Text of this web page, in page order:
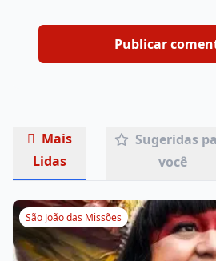
Mais
Lidas
Sugeridas
você
São João das Missões